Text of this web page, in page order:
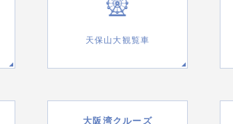
天保山大観覧車
大阪湾クルーズ